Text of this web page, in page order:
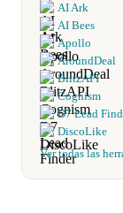
AI Ark
AI Bees
Apollo
AroundDeal
BlitzAPI
Cognism
D7 Lead
DiscoLike
Ver todas las